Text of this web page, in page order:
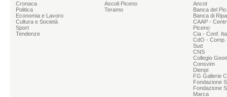
Cronaca
Politica
Economia e Lavoro
Cultura e Società
Sport
Tendenze
Ascoli Piceno
Teramo
Ancot
Banca del
Banca di
CAAP -
Piceno
Cia - Conf.
CdO -
Sud
CNS
Collegio
Consvim
Dienpi
FG Gallerie
Fondazione
Fondazione
Marca